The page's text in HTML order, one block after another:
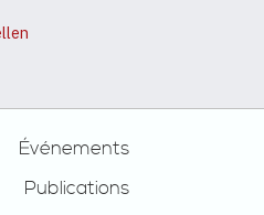
Événements
Publications